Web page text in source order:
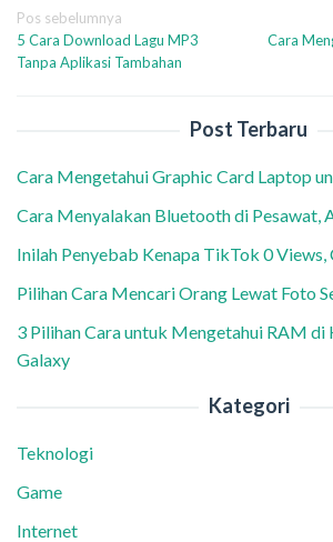
Navigasi
pos
Pos sebelumnya
5 Cara Download Lagu MP3
Tanpa Aplikasi Tambahan
Cara
Post Terbaru
Cara Mengetahui Graphic Card Laptop
Cara Menyalakan Bluetooth di Pesawat,
Inilah Penyebab Kenapa TikTok 0 Views,
Pilihan Cara Mencari Orang Lewat Foto
3 Pilihan Cara untuk Mengetahui RAM di
Galaxy
Kategori
Teknologi
Game
Internet